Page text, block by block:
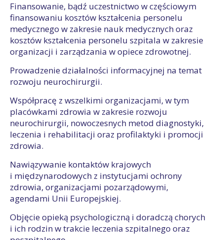
Finansowanie, bądź uczestnictwo w częściowym
finansowaniu kosztów kształcenia personelu
medycznego w zakresie nauk medycznych oraz
kosztów kształcenia personelu szpitala w zakresie
organizacji i zarządzania w opiece zdrowotnej.
Prowadzenie działalności informacyjnej na temat
rozwoju neurochirurgii.
Współpracę z wszelkimi organizacjami, w tym
placówkami zdrowia w zakresie rozwoju
neurochirurgii, nowoczesnych metod diagnostyki,
leczenia i rehabilitacji oraz profilaktyki i promocji
zdrowia.
Nawiązywanie kontaktów krajowych
i międzynarodowych z instytucjami ochrony
zdrowia, organizacjami pozarządowymi,
agendami Unii Europejskiej.
Objęcie opieką psychologiczną i doradczą chorych
i ich rodzin w trakcie leczenia szpitalnego oraz